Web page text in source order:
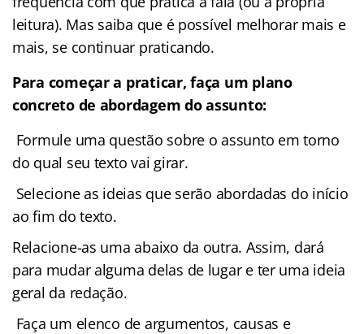
leitura). Mas saiba que é possível melhorar mais e
mais, se continuar praticando.
Para começar a praticar, faça um plano
concreto de abordagem do assunto:
Formule uma questão sobre o assunto em torno
do qual seu texto vai girar.
Selecione as ideias que serão abordadas do início
ao fim do texto.
Relacione-as uma abaixo da outra. Assim, dará
para mudar alguma delas de lugar e ter uma ideia
geral da redação.
Faça um elenco de argumentos, causas e